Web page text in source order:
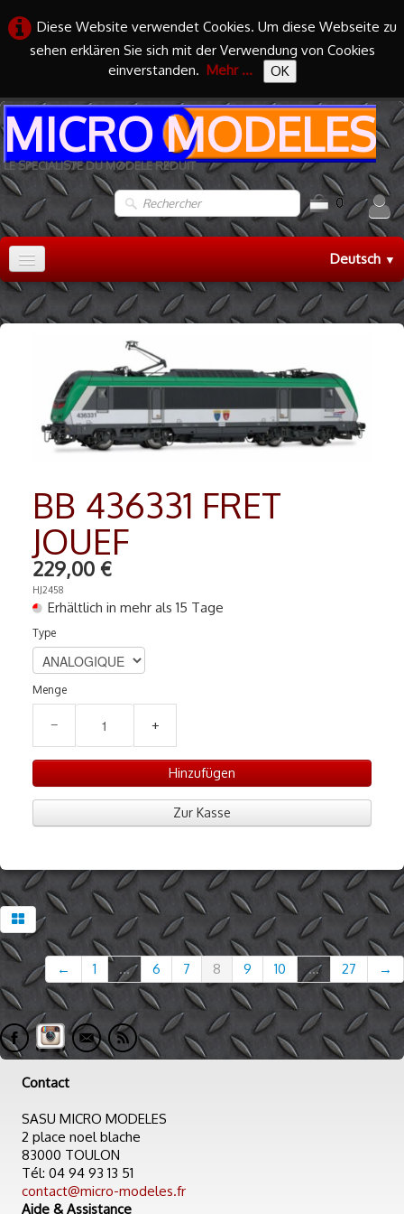
Diese Website verwendet Cookies. Um diese Webseite zu
sehen erklären Sie sich mit der Verwendung von Cookies
einverstanden. Mehr ... OK
MICRO MODELES
LE SPECIALISTE DU MODELE REDUIT
0
Deutsch▼
Accueil
TRAIN HO▼
MAQUETTES▼
RADIO COMMANDE▼
PEINTURE MATIERE PREMIERE▼
Contact
BB 436331 FRET
JOUEF
229,00 €
HJ2458
Erhältlich in mehr als 15 Tage
Type
Menge
− +
Hinzufügen
Zur Kasse
← 1 ... 6 7 8 9 10 ... 27 →
Contact
SASU MICRO MODELES
2 place noel blache
83000 TOULON
Tél: 04 94 93 13 51
contact@micro-modeles.fr
Aide & Assistance